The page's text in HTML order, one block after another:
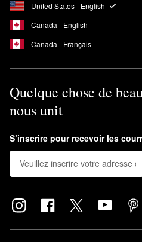
United States - English
Canada - English
Canada - Français
Quelque chose de
nous unit
S’inscrire pour recevoir les